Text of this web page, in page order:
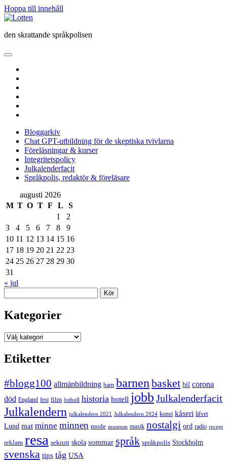
Hoppa till innehåll
Lotten
den skrattande språkpolisen
öppna
meny
Bloggarkiv
Chat GPT-utbildning för de skeptiska tvivlarna
Föreläsningar & kurser
Integritetspolicy
Julkalenderfacit
Språkpolis, redaktör & föreläsare
Sidopanel
augusti 2026
M T O T F L
S
1
2
3
4 5 6 7 8
9
10 11 12 13 14 15 16
17 18 19 20 21 22 23
24 25 26 27 28 29 30
31
« jul
Kategorier
Kategorier
Etiketter
#blogg100 allmänbildning barn barnen basket bil corona
död England fest film fotboll historia hotell jobb Julkalenderfacit
Julkalendern julkalendern 2021 Julkalendern 2024 konst kåseri lifvet
Lund mat minne minnen mode museum musik nostalgi ord radio recept
reklam resa sekrutt skola sommar språk språkpolis Stockholm
svenska tips tåg USA